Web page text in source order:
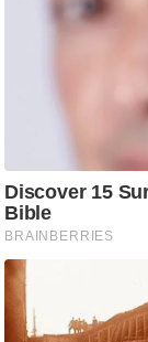
क्नॉ
/
फै
श
घ
रे